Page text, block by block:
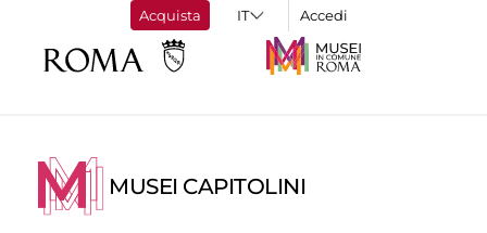
Acquista Accedi
MUSEI CAPITOLINI